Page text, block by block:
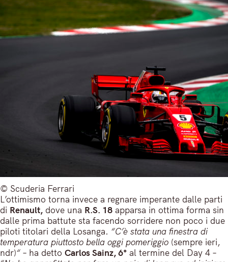
© Scuderia Ferrari
L’ottimismo torna invece a regnare imperante dalle parti
di Renault, dove una R.S. 18 apparsa in ottima forma sin
dalle prima battute sta facendo sorridere non poco i due
piloti titolari della Losanga. “C’è stata una finestra di
temperatura piuttosto bella oggi pomeriggio (sempre ieri,
ndr)“ – ha detto Carlos Sainz, 6° al termine del Day 4 –